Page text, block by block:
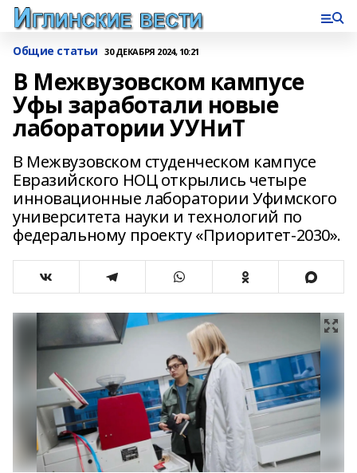
Общие статьи 30 ДЕКАБРЯ 2024, 10:21
В Межвузовском кампусе
Уфы заработали новые
лаборатории УУНиТ
В Межвузовском студенческом кампусе
Евразийского НОЦ открылись четыре
инновационные лаборатории Уфимского
университета науки и технологий по
федеральному проекту «Приоритет-2030».